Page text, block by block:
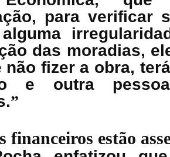
para verificar
das moradias,
não fizer a obra,
e outra
”
financeiros estão